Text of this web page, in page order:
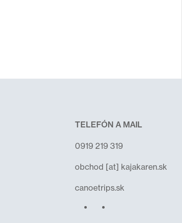
TELEFÓN A MAIL
0919 219 319
obchod [at] kajakaren.sk
canoetrips.sk